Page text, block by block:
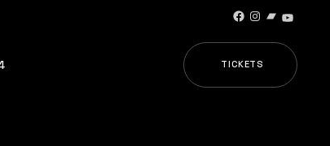
Facebook
Instagram
Bandcamp
TICKETS